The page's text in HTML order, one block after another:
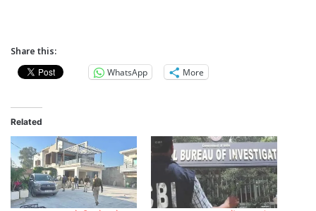
Share this:
WhatsApp
More
Related